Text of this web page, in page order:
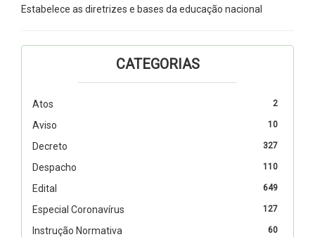
Estabelece as diretrizes e bases da educação nacional
CATEGORIAS
2
Atos
10
Aviso
327
Decreto
110
Despacho
649
Edital
127
Especial Coronavírus
60
Instrução Normativa